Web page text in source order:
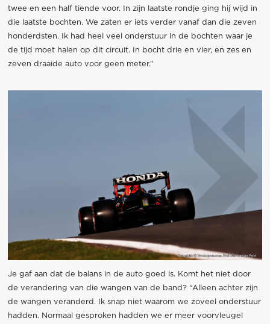
twee en een half tiende voor. In zijn laatste rondje ging hij wijd in
die laatste bochten. We zaten er iets verder vanaf dan die zeven
honderdsten. Ik had heel veel onderstuur in de bochten waar je
de tijd moet halen op dit circuit. In bocht drie en vier, en zes en
zeven draaide auto voor geen meter.”
Je gaf aan dat de balans in de auto goed is. Komt het niet door
de verandering van die wangen van de band? “Alleen achter zijn
de wangen veranderd. Ik snap niet waarom we zoveel onderstuur
hadden. Normaal gesproken hadden we er meer voorvleugel